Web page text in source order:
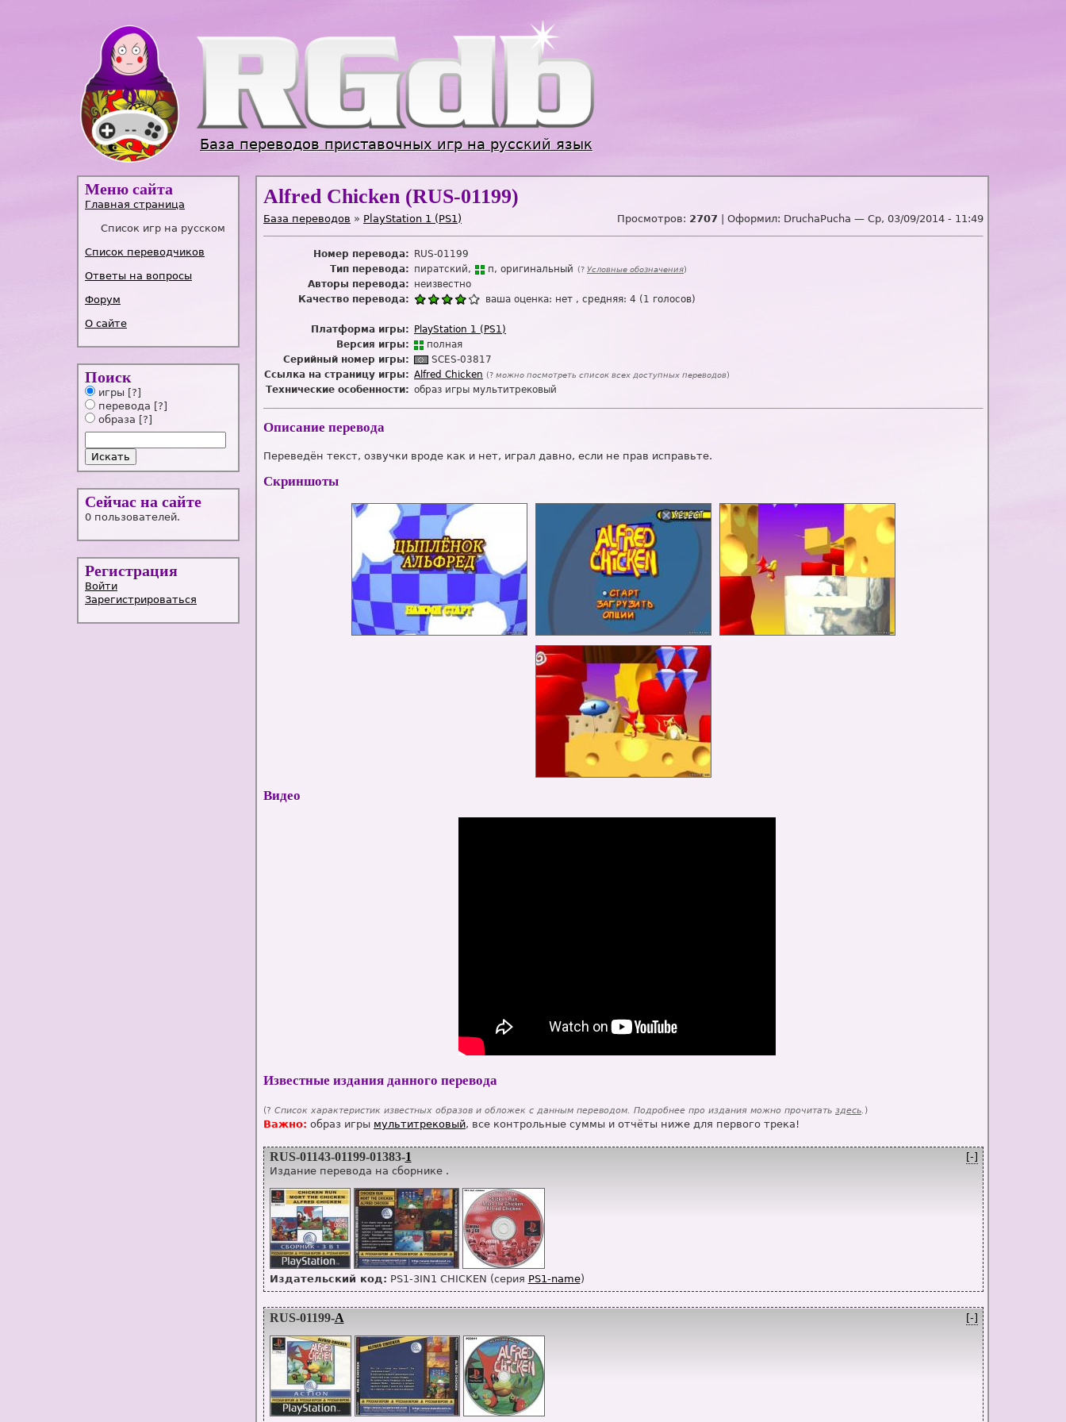
База переводов приставочных игр на русский язык
Меню сайта
Главная страница
Список игр на русском
Список переводчиков
Ответы на вопросы
Форум
О сайте
Поиск
игры [?]
перевода [?]
образа [?]
Сейчас на сайте
0 пользователей.
Регистрация
Войти
Зарегистрироваться
Alfred Chicken (RUS-01199)
База переводов » PlayStation 1 (PS1) Просмотров: 2707 | Оформил: DruchaPucha — Ср, 03/09/2014 - 11:49
Номер перевода:
RUS-01199
Тип перевода: пиратский п оригинальный (? Условные обозначения)
Авторы перевода: неизвестно
Качество перевода:
ваша оценка: нет , средняя: 4 ( 1 голосов)
Платформа игры:
PlayStation 1 (PS1)
Версия игры:
полная
Серийный номер игры:
SCES-03817
Ссылка на страницу игры: Alfred Chicken (? можно посмотреть список всех доступных переводов)
Технические особенности: образ игры мультитрековый
Описание перевода
Переведён текст, озвучки вроде как и нет, играл давно, если не прав исправьте.
Скриншоты
Видео
Известные издания данного перевода
(? Список характеристик известных образов и обложек с данным переводом. Подробнее про издания можно прочитать здесь. )
Важно: образ игры мультитрековый, все контрольные суммы и отчёты ниже для первого трека!
[-]
RUS-01143-01199-01383-1
Издание перевода на сборнике .
Издательский код: PS1-3IN1 CHICKEN (серия PS1-name)
[-]
RUS-01199-A